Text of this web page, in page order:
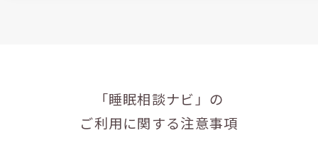
「睡眠相談ナビ」の
ご利用に関する注意事項